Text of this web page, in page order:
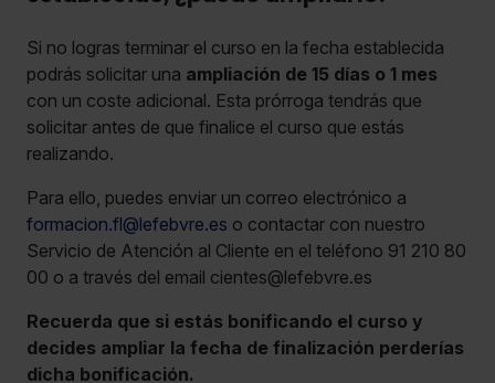
Si no logras terminar el curso en la fecha establecida
podrás solicitar una ampliación de 15 días o 1 mes
con un coste adicional. Esta prórroga tendrás que
solicitar antes de que finalice el curso que estás
realizando.
Para ello, puedes enviar un correo electrónico a
formacion.fl@lefebvre.es o contactar con nuestro
Servicio de Atención al Cliente en el teléfono 91 210 80
00 o a través del email cientes@lefebvre.es
Recuerda que si estás bonificando el curso y
decides ampliar la fecha de finalización perderías
dicha bonificación.